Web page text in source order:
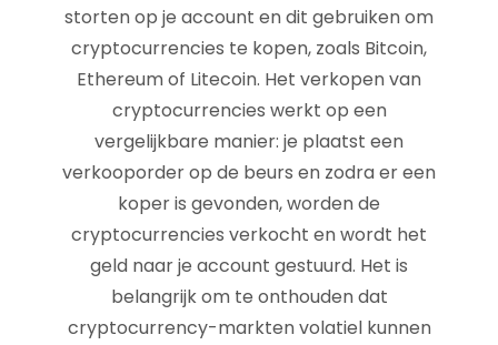
storten op je account en dit gebruiken om
cryptocurrencies te kopen, zoals Bitcoin,
Ethereum of Litecoin. Het verkopen van
cryptocurrencies werkt op een
vergelijkbare manier: je plaatst een
verkooporder op de beurs en zodra er een
koper is gevonden, worden de
cryptocurrencies verkocht en wordt het
geld naar je account gestuurd. Het is
belangrijk om te onthouden dat
cryptocurrency-markten volatiel kunnen